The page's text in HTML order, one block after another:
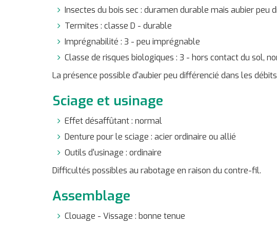
Insectes du bois sec : duramen durable mais aubier peu
Termites : classe D - durable
Imprégnabilité : 3 - peu imprégnable
Classe de risques biologiques : 3 - hors contact du sol,
La présence possible d'aubier peu différencié dans les
Sciage et usinage
Effet désaffûtant : normal
Denture pour le sciage : acier ordinaire ou allié
Outils d'usinage : ordinaire
Difficultés possibles au rabotage en raison du contre-fil.
Assemblage
Clouage - Vissage : bonne tenue